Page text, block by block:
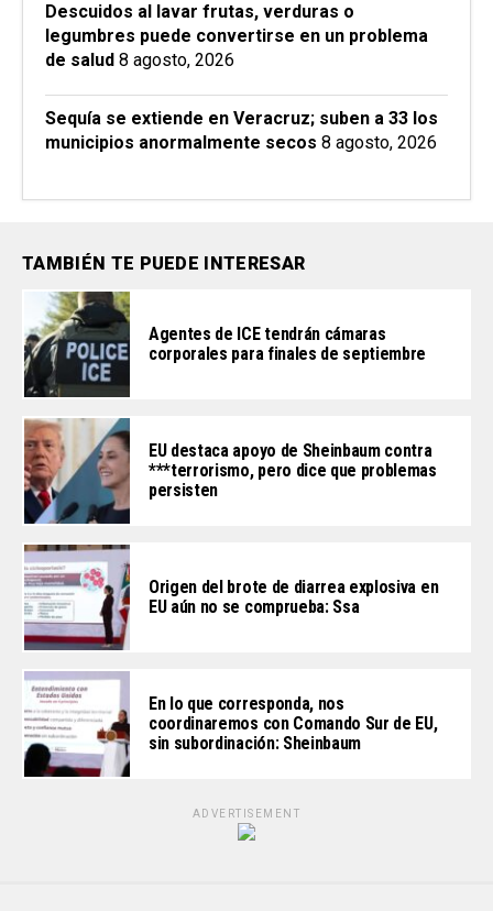
Descuidos al lavar frutas, verduras o
legumbres puede convertirse en un problema
de salud 8 agosto, 2026
Sequía se extiende en Veracruz; suben a 33 los
municipios anormalmente secos 8 agosto, 2026
TAMBIÉN TE PUEDE INTERESAR
Agentes de ICE tendrán cámaras
corporales para finales de septiembre
EU destaca apoyo de Sheinbaum contra
***terrorismo, pero dice que problemas
persisten
Origen del brote de diarrea explosiva en
EU aún no se comprueba: Ssa
En lo que corresponda, nos
coordinaremos con Comando Sur de EU,
sin subordinación: Sheinbaum
ADVERTISEMENT